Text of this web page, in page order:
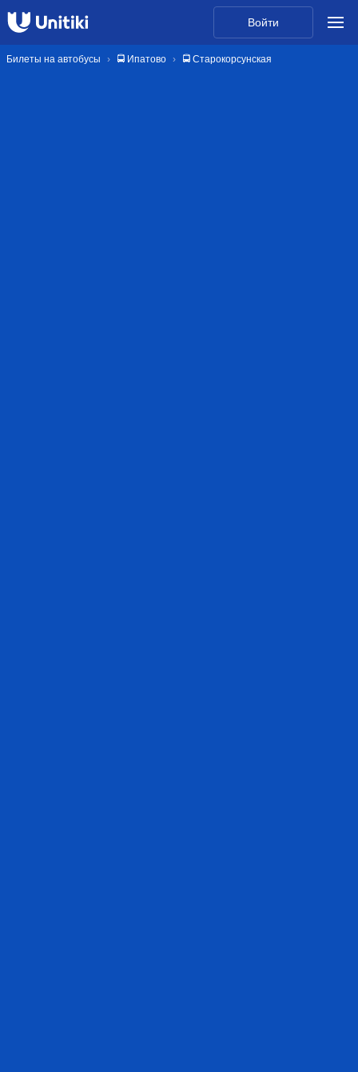
Войти
Билеты на автобусы 🚍 Ипатово 🚍 Старокорсунская